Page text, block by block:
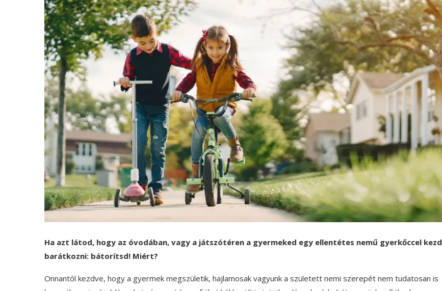
Ha azt látod, hogy az óvodában, vagy a játszótéren a gyermeked egy ellentétes nemű gyerkőccel kezd
barátkozni: bátorítsd! Miért?
Onnantól kezdve, hogy a gyermek megszületik, hajlamosak vagyunk a született nemi szerepét nem tudatosan is